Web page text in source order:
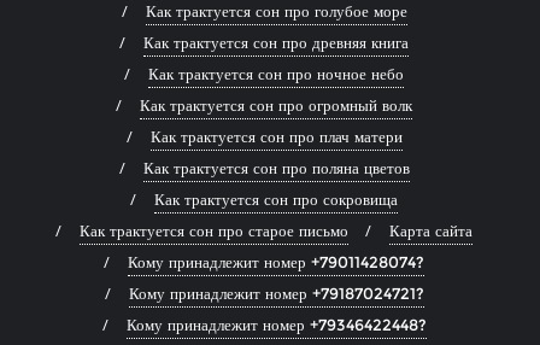
Как трактуется сон про голубое море
Как трактуется сон про древняя книга
Как трактуется сон про ночное небо
Как трактуется сон про огромный волк
Как трактуется сон про плач матери
Как трактуется сон про поляна цветов
Как трактуется сон про сокровища
Как трактуется сон про старое письмо
Карта сайта
Кому принадлежит номер +79011428074?
Кому принадлежит номер +79187024721?
Кому принадлежит номер +79346422448?